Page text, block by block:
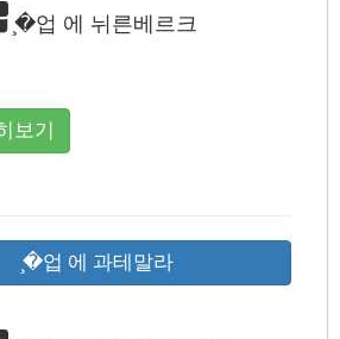
̧�업 에 뉘른베르크
보기
̧�업 에 과테말라